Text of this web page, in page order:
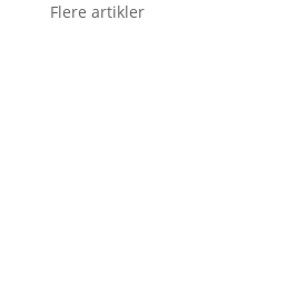
Flere artikler